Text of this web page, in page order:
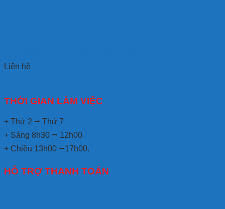
Liên hệ
THỜI GIAN LÀM VIỆC
+ Thứ 2 ⭢ Thứ 7
+ Sáng 8h30 ⭢ 12h00
+ Chiều 13h00 ⭢17h00.
HỖ TRỢ THANH TOÁN